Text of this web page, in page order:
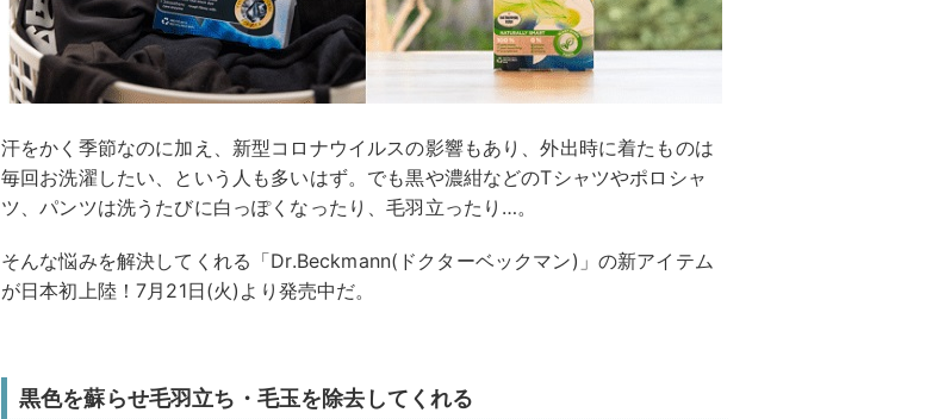
汗をかく季節なのに加え、新型コロナウイルスの影響もあり、外出時に着たものは
毎回お洗濯したい、という人も多いはず。でも黒や濃紺などのTシャツやポロシャ
ツ、パンツは洗うたびに白っぽくなったり、毛羽立ったり…。
そんな悩みを解決してくれる「Dr.Beckmann(ドクターベックマン)」の新アイテム
が日本初上陸！7月21日(火)より発売中だ。
黒色を蘇らせ毛羽立ち・毛玉を除去してくれる